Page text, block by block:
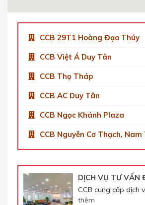
CCB 29T1 Hoàng Đạo Thúy
CCB Việt Á Duy Tân
CCB Thọ Tháp
CCB AC Duy Tân
CCB Ngọc Khánh Plaza
CCB Nguyễn Cơ Thạch,
DỊCH VỤ TƯ VẤN
CCB cung cấp dịch
thêm